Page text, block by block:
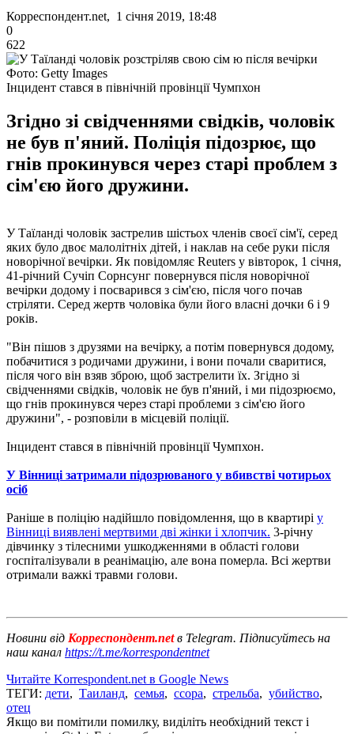
Корреспондент.net, 1 січня 2019, 18:48
0
622
Фото: Getty Images
Інцидент стався в північній провінції Чумпхон
Згідно зі свідченнями свідків, чоловік
не був п'яний. Поліція підозрює, що
гнів прокинувся через старі проблем з
сім'єю його дружини.
У Таїланді чоловік застрелив шістьох членів своєї сім'ї, серед
яких було двоє малолітніх дітей, і наклав на себе руки після
новорічної вечірки. Як повідомляє Reuters у вівторок, 1 січня,
41-річний Сучіп Сорнсунг повернувся після новорічної
вечірки додому і посварився з сім'єю, після чого почав
стріляти. Серед жертв чоловіка були його власні дочки 6 і 9
років.
"Він пішов з друзями на вечірку, а потім повернувся додому,
побачитися з родичами дружини, і вони почали сваритися,
після чого він взяв зброю, щоб застрелити їх. Згідно зі
свідченнями свідків, чоловік не був п'яний, і ми підозрюємо,
що гнів прокинувся через старі проблеми з сім'єю його
дружини", - розповіли в місцевій поліції.
Інцидент стався в північній провінції Чумпхон.
У Вінниці затримали підозрюваного у вбивстві чотирьох
осіб
Раніше в поліцію надійшло повідомлення, що в квартирі у
Вінниці виявлені мертвими дві жінки і хлопчик. 3-річну
дівчинку з тілесними ушкодженнями в області голови
госпіталізували в реанімацію, але вона померла. Всі жертви
отримали важкі травми голови.
Новини від Корреспондент.netв Telegram. Підписуйтесь на
наш канал https://t.me/korrespondentnet
Читайте Korrespondent.net в Google News
ТЕГИ: дети, Таиланд, семья, ссора, стрельба, убийство,
отец
Якщо ви помітили помилку, виділіть необхідний текст і